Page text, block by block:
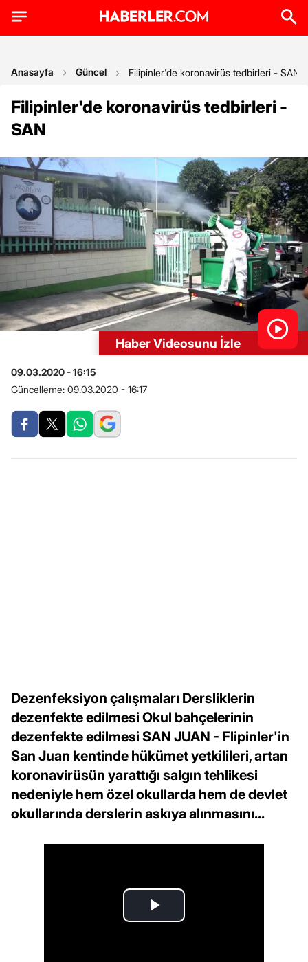
Anasayfa Güncel Filipinler'de koronavirüs tedbirleri - SAN
Filipinler'de koronavirüs tedbirleri -
SAN
Haber Videosunu İzle
09.03.2020 - 16:15
Güncelleme: 09.03.2020 - 16:17
Dezenfeksiyon çalışmaları Dersliklerin
dezenfekte edilmesi Okul bahçelerinin
dezenfekte edilmesi SAN JUAN - Flipinler'in
San Juan kentinde hükümet yetkilileri, artan
koronavirüsün yarattığı salgın tehlikesi
nedeniyle hem özel okullarda hem de devlet
okullarında derslerin askıya alınmasını...